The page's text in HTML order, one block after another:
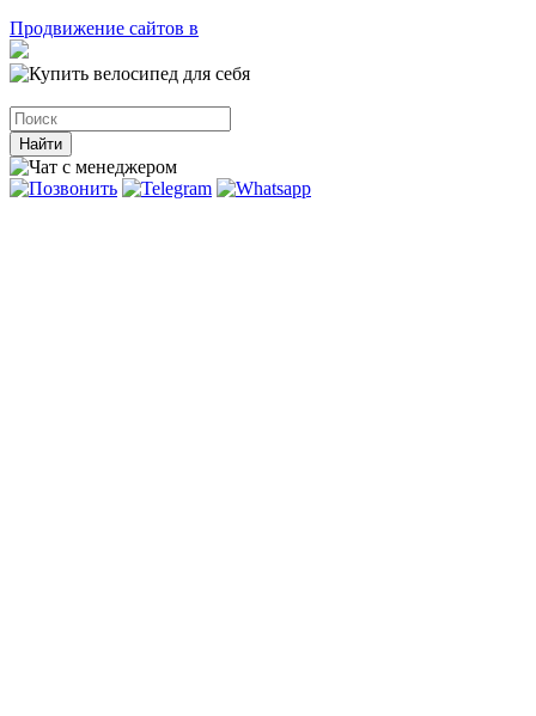
Продвижение сайтов в
Найти